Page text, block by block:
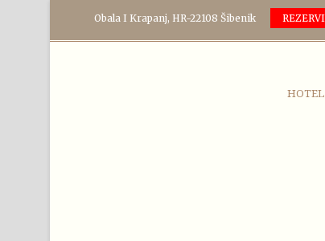
Obala I Krapanj, HR-22108 Šibenik
HOTEL